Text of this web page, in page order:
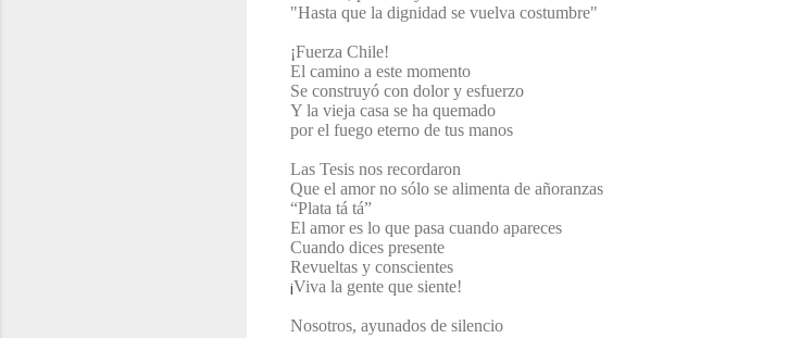
"Hasta que la dignidad se vuelva costumbre"
¡Fuerza Chile!
El camino a este momento
Se construyó con dolor y esfuerzo
Y la vieja casa se ha quemado
por el fuego eterno de tus manos
Las Tesis nos recordaron
Que el amor no sólo se alimenta de añoranzas
“Plata tá tá”
El amor es lo que pasa cuando apareces
Cuando dices presente
Revueltas y conscientes
¡Viva la gente que siente!
Nosotros, ayunados de silencio